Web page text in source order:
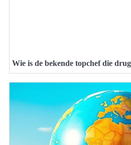
Wie is de bekende topchef die